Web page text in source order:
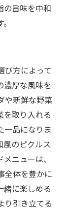
の旨味を中和
び方によって
濃厚な風味を
や新鮮な野菜
を取り入れる
一品になりま
風のピクルス
ニューは、
全体を豊かに
緒に楽しめる
り引き立てる